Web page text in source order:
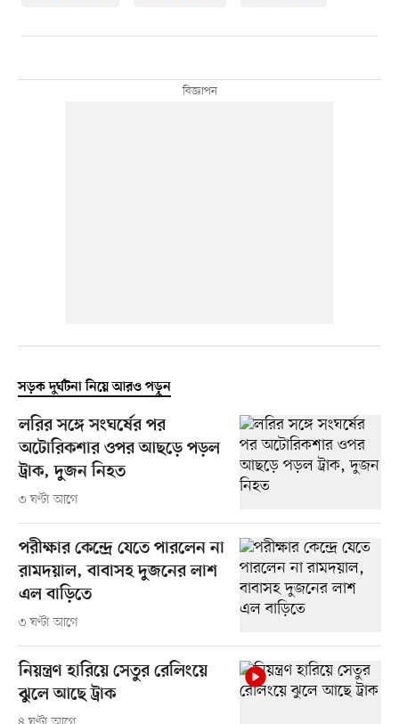
সড়ক দুর্ঘটনা নিয়ে আরও পড়ুন
লরির সঙ্গে সংঘর্ষের পর
অটোরিকশার ওপর আছড়ে পড়ল
ট্রাক, দুজন নিহত
৩ ঘণ্টা আগে
পরীক্ষার কেন্দ্রে যেতে পারলেন না
রামদয়াল, বাবাসহ দুজনের লাশ
এল বাড়িতে
৩ ঘণ্টা আগে
নিয়ন্ত্রণ হারিয়ে সেতুর রেলিংয়ে
ঝুলে আছে ট্রাক